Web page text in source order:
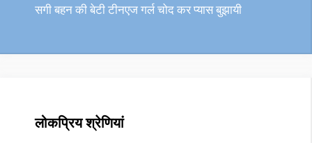
सगी बहन की बेटी टीनएज गर्ल चोद कर प्यास बुझायी
लोकप्रिय श्रेणियां